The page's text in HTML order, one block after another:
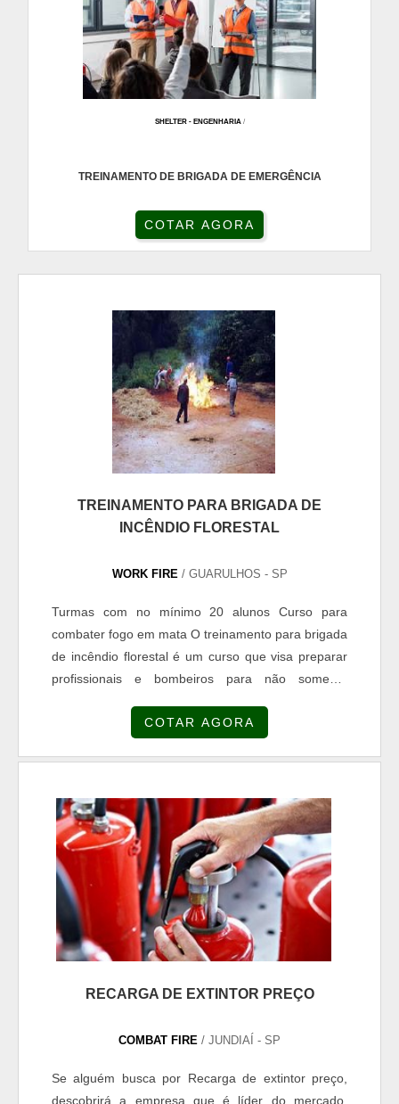
SHELTER - ENGENHARIA/
TREINAMENTO DE BRIGADA DE EMERGÊNCIA
COTAR AGORA
TREINAMENTO PARA BRIGADA DE
INCÊNDIO FLORESTAL
WORK FIRE / GUARULHOS - SP
Turmas com no mínimo 20 alunos Curso para
combater fogo em mata O treinamento para brigada
de incêndio florestal é um curso que visa preparar
profissionais e bombeiros para não somente
incêndio nas cidades, mas para o combate a fogo
Por isso, é importante que profission...
COTAR AGORA
RECARGA DE EXTINTOR PREÇO
COMBAT FIRE / JUNDIAÍ - SP
Se alguém busca por Recarga de extintor preço,
descobrirá a empresa que é líder do mercado.